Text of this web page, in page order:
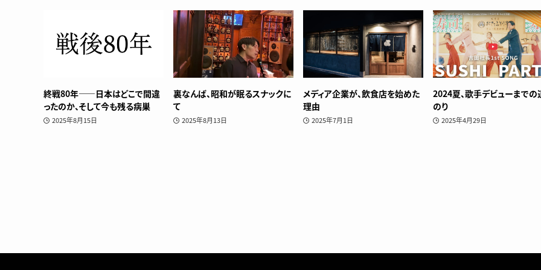
終戦80年——日本はどこで間違
ったのか、そして今も残る病巣
2025年8月15日
裏なんば、昭和が眠るスナックに
て
2025年8月13日
メディア企業が、飲食店を始めた
理由
2025年7月1日
2024夏、歌手デビューまでの
のり
2025年4月29日